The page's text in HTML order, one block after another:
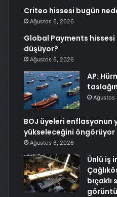
Criteo hissesi bugün
Ağustos 6, 2026
Global Payments
düşüyor?
Ağustos 6, 2026
AP:
Ağustos
BOJ üyeleri enflasyonun
yükseleceğini öngörüyor
Ağustos 6, 2026
Ünlü iş
bıçaklı